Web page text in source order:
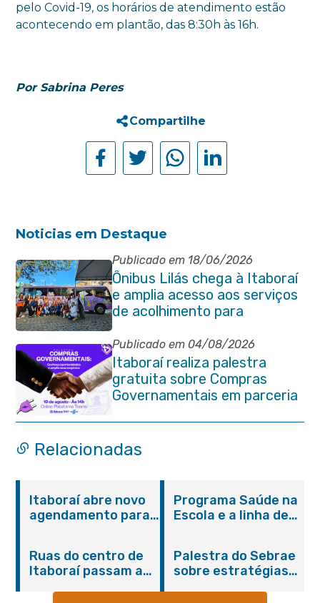
pelo Covid-19, os horários de atendimento estão
acontecendo em plantão, das 8:30h às 16h.
Por Sabrina Peres
Compartilhe
Noticias em Destaque
Publicado em 18/06/2026
Ônibus Lilás chega à Itaboraí
e amplia acesso aos serviços
de acolhimento para
mulheres
Publicado em 04/08/2026
Itaboraí realiza palestra
gratuita sobre Compras
Governamentais em parceria
Relacionadas
Itaboraí abre novo
agendamento para
Programa Saúde na
Escola e a linha de
promovem
conscientização
sobre hanseníase
Ruas do centro de
Itaboraí passam a
Palestra do Sebrae
sobre estratégias